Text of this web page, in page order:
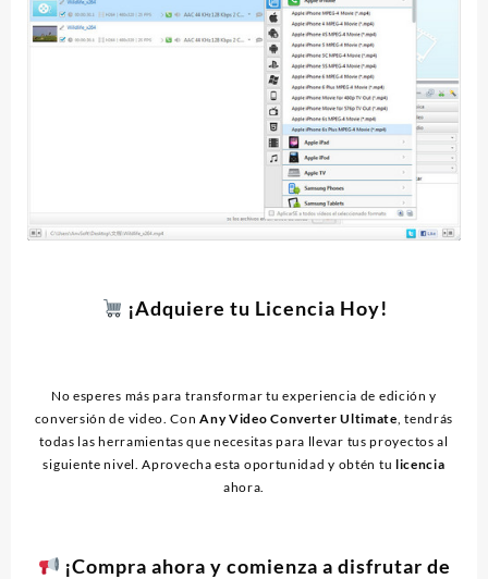
¡Adquiere tu Licencia Hoy!
No esperes más para transformar tu experiencia de edición y
conversión de video. ConAny Video Converter Ultimate , tendrás
todas las herramientas que necesitas para llevar tus proyectos al
siguiente nivel. Aprovecha esta oportunidad y obtén tu licencia
ahora.
¡Compra ahora y comienza a disfrutar de